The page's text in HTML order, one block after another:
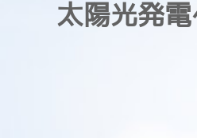
太陽光発
施工例・
トピックス